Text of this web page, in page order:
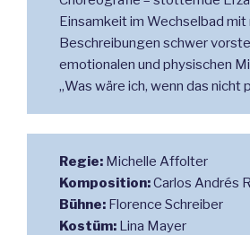
Einsamkeit im Wechselbad mit
Beschreibungen schwer
emotionalen und physischen
„Was wäre ich, wenn das nicht
Regie: Michelle Affolter
Komposition:Carlos Andrés
Bühne: Florence Schreiber
Kostüm: Lina Mayer